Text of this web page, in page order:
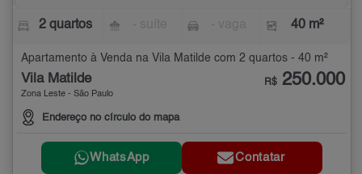
2 quartos 40 m²
Apartamento à Venda na Vila Matilde com 2 quartos - 40 m²
Vila Matilde
Zona Leste - São Paulo
Endereço no círculo do mapa
R$ 250.000
WhatsApp Contatar